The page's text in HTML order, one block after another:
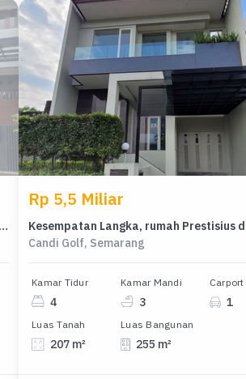
Rumah Prestisius di Kawasan Candi Golf, Semarang, LB 250m², Harga 3,7 Miliar
Rp 5,5 Miliar
Candi Golf, Semarang
Kamar Tidur
4
Kamar Mandi
3
Carport
1
Luas Tanah
207 m²
Luas Bangunan
255 m²